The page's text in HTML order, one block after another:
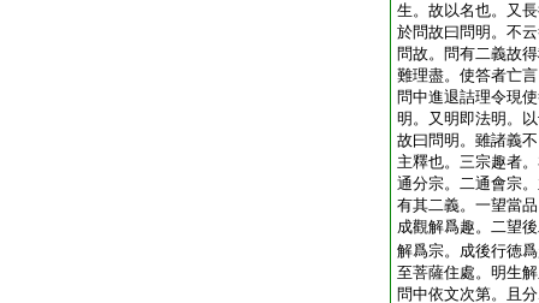
生。故以名也。又
於問故曰問明。不
問故。問有二義故
難理盡。使答者亡
問中進退詰理令現
明。又明即法明。
故曰問明。雖諸義
主釋也。三宗趣者
通分宗。二通會宗
有其二義。一望當
成觀解爲趣。二望
解爲宗。成後行徳
至菩薩住處。明生
問中依文次第。且